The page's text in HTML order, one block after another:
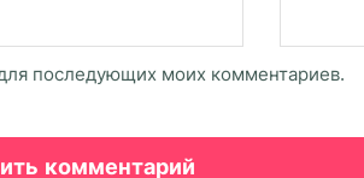
последующих моих комментариев.